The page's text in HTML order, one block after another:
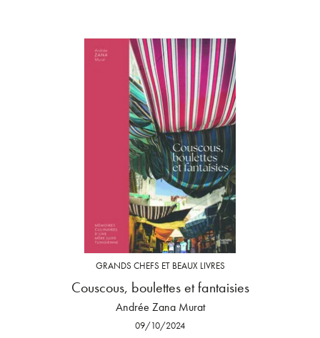
GRANDS CHEFS ET BEAUX LIVRES
Couscous, boulettes et fantaisies
Andrée Zana Murat
09/10/2024